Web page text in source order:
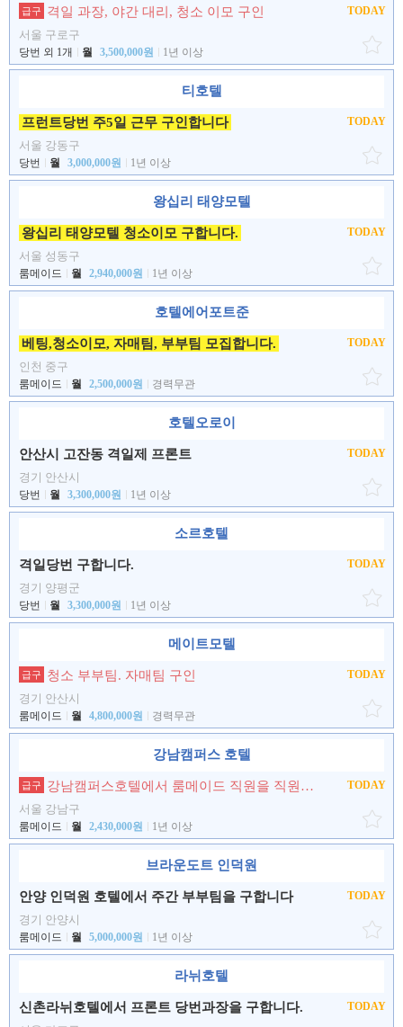
급구 격일 과장, 야간 대리, 청소 이모 구인
서울 구로구
당번 외 1개 월 3,500,000원 1년 이상
TODAY
티호텔
프런트당번 주5일 근무 구인합니다
서울 강동구
당번 월 3,000,000원 1년 이상
TODAY
왕십리 태양모텔
왕십리 태양모텔 청소이모 구합니다.
서울 성동구
룸메이드 월 2,940,000원 1년 이상
TODAY
호텔에어포트준
베팅,청소이모, 자매팀, 부부팀 모집합니다.
인천 중구
룸메이드 월 2,500,000원 경력무관
TODAY
호텔오로이
안산시 고잔동 격일제 프론트
경기 안산시
당번 월 3,300,000원 1년 이상
TODAY
소르호텔
격일당번 구합니다.
경기 양평군
당번 월 3,300,000원 1년 이상
TODAY
메이트모텔
급구 청소 부부팀. 자매팀 구인
경기 안산시
룸메이드 월 4,800,000원 경력무관
TODAY
강남캠퍼스 호텔
급구 강남캠퍼스호텔에서 룸메이드 직원을 직원을 모집합니다
서울 강남구
룸메이드 월 2,430,000원 1년 이상
TODAY
브라운도트 인덕원
안양 인덕원 호텔에서 주간 부부팀을 구합니다
경기 안양시
룸메이드 월 5,000,000원 1년 이상
TODAY
라뉘호텔
신촌라뉘호텔에서 프론트 당번과장을 구합니다. TODAY